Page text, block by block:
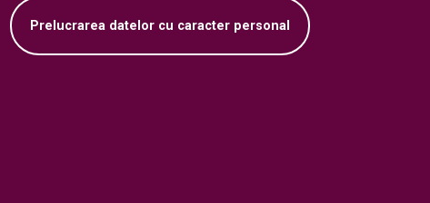
Prelucrarea datelor cu caracter personal